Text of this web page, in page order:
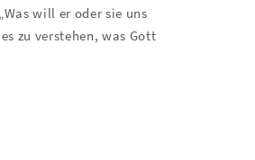
will er oder sie uns
zu verstehen, was Gott